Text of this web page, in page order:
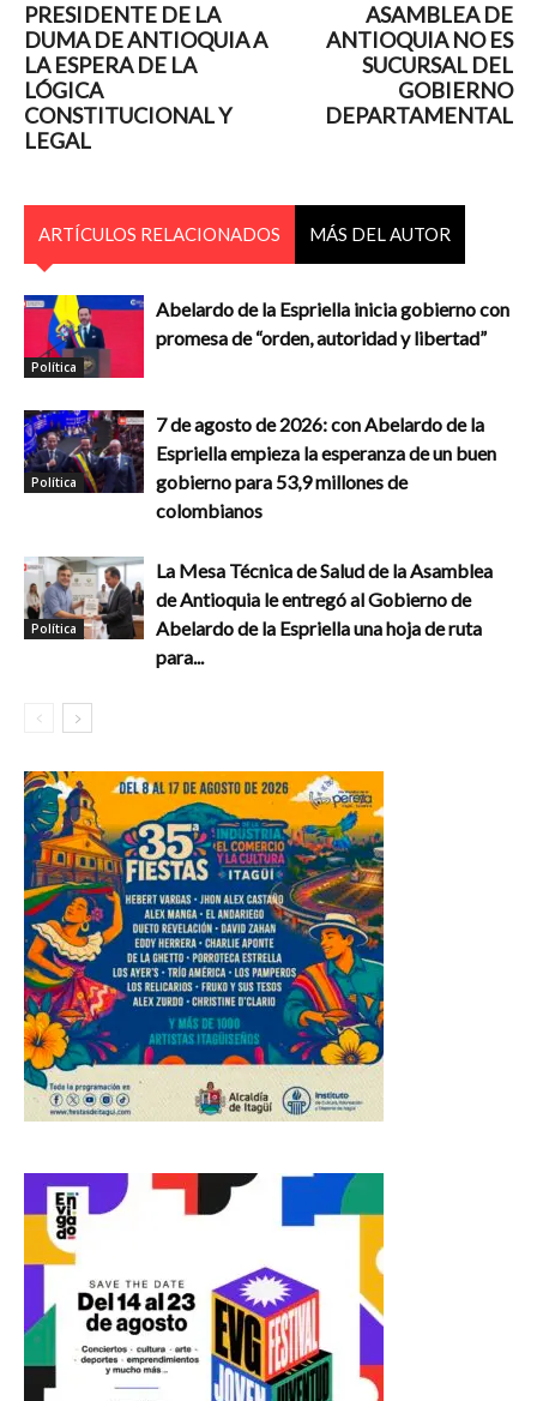
PRESIDENTE DE LA
DUMA DE ANTIOQUIA A
LA ESPERA DE LA
LÓGICA
CONSTITUCIONAL Y
LEGAL
ASAMBLEA DE
ANTIOQUIA NO ES
SUCURSAL DEL
GOBIERNO
DEPARTAMENTAL
ARTÍCULOS RELACIONADOS MÁS DEL AUTOR
Política
Abelardo de la Espriella inicia gobierno con
promesa de “orden, autoridad y libertad”
Política
7 de agosto de 2026: con Abelardo de la
Espriella empieza la esperanza de un buen
gobierno para 53,9 millones de
colombianos
Política
La Mesa Técnica de Salud de la Asamblea
de Antioquia le entregó al Gobierno de
Abelardo de la Espriella una hoja de ruta
para...